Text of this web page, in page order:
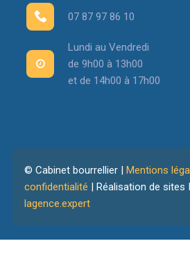
07 87 97 86 10
Lundi au Vendredi
de 9h00 à 13h00
et de 14h00 à 17h00
© Cabinet bourrellier | Mentions
confidentialité | Réalisation de sites
lagence.expert